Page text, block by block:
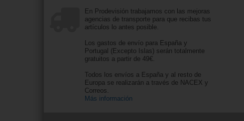
En Prodevisión trabajamos con las mejoras
agencias de transporte para que recibas tus
artículos lo antes posible.
Los gastos de envío para España y
Portugal (Excepto Islas) serán totalmente
gratuitos a partir de 49€.
Todos los envíos a España y al resto de
Europa se realizarán a través de NACEX y
Correos.
Más información